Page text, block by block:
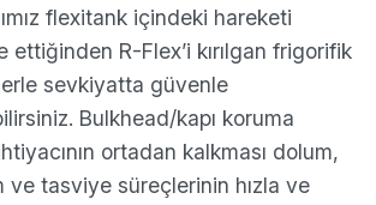
flexitank içindeki hareketi
ettiğinden R-Flex’i kırılgan frigorifik
sevkiyatta güvenle
Bulkhead/kapı koruma
ortadan kalkması dolum,
ve tasviye süreçlerinin hızla ve